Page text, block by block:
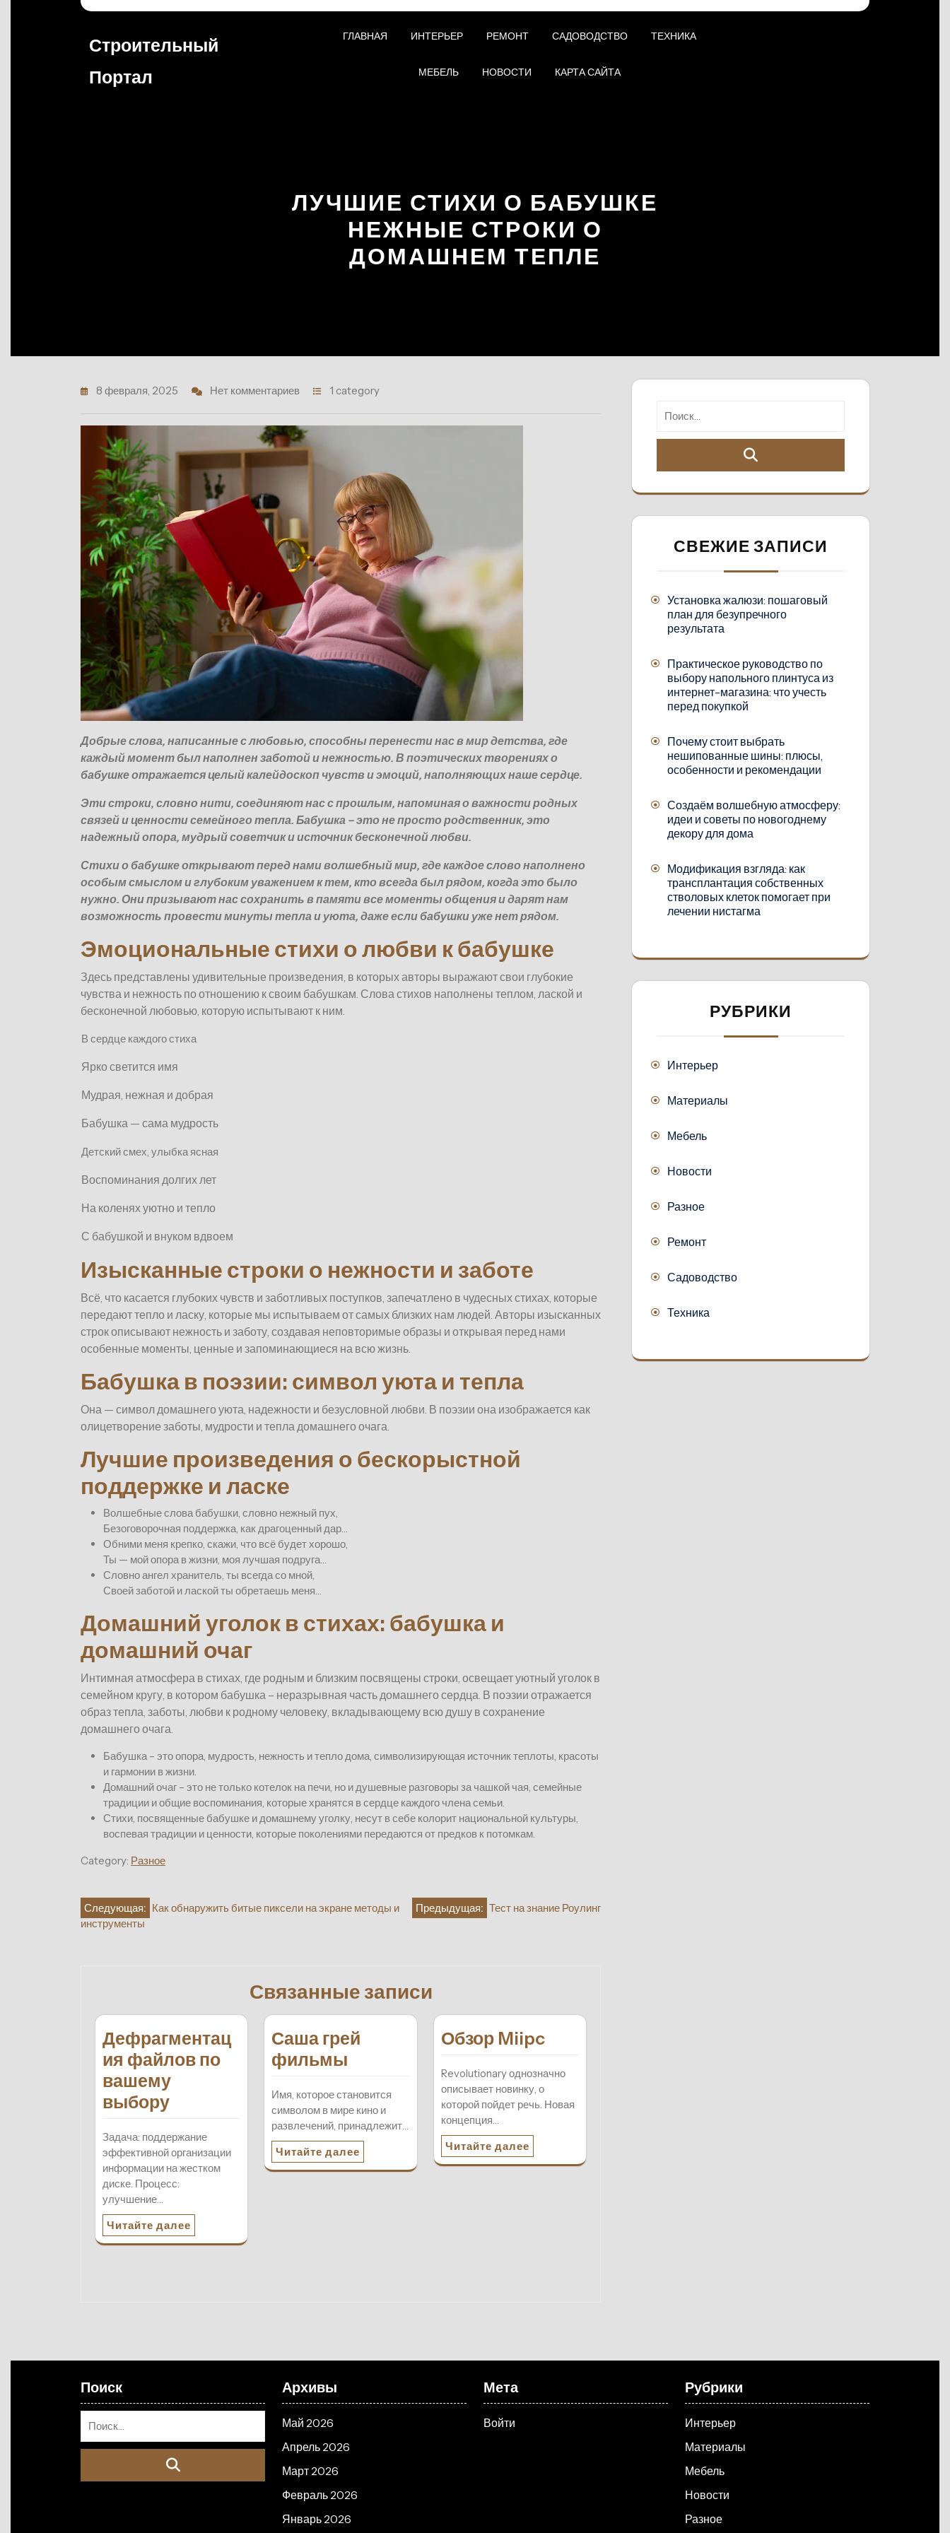
Строительный
Портал
ГЛАВНАЯ ИНТЕРЬЕР РЕМОНТ САДОВОДСТВО ТЕХНИКА
МЕБЕЛЬ НОВОСТИ КАРТА САЙТА
ЛУЧШИЕ СТИХИ О БАБУШКЕ
НЕЖНЫЕ СТРОКИ О
ДОМАШНЕМ ТЕПЛЕ
8 февраля, 2025 Нет комментариев 1 category
Добрые слова, написанные с любовью, способны перенести нас в мир детства, где
каждый момент был наполнен заботой и нежностью. В поэтических творениях о
бабушке отражается целый калейдоскоп чувств и эмоций, наполняющих наше сердце.
Эти строки, словно нити, соединяют нас с прошлым, напоминая о важности родных
связей и ценности семейного тепла. Бабушка – это не просто родственник, это
надежный опора, мудрый советчик и источник бесконечной любви.
Стихи о бабушке открывают перед нами волшебный мир, где каждое слово наполнено
особым смыслом и глубоким уважением к тем, кто всегда был рядом, когда это было
нужно. Они призывают нас сохранить в памяти все моменты общения и дарят нам
возможность провести минуты тепла и уюта, даже если бабушки уже нет рядом.
Эмоциональные стихи о любви к бабушке
Здесь представлены удивительные произведения, в которых авторы выражают свои глубокие
чувства и нежность по отношению к своим бабушкам. Слова стихов наполнены теплом, лаской и
бесконечной любовью, которую испытывают к ним.
В сердце каждого стиха
Ярко светится имя
Мудрая, нежная и добрая
Бабушка — сама мудрость
Детский смех, улыбка ясная
Воспоминания долгих лет
На коленях уютно и тепло
С бабушкой и внуком вдвоем
Изысканные строки о нежности и заботе
Всё, что касается глубоких чувств и заботливых поступков, запечатлено в чудесных стихах, которые
передают тепло и ласку, которые мы испытываем от самых близких нам людей. Авторы изысканных
строк описывают нежность и заботу, создавая неповторимые образы и открывая перед нами
особенные моменты, ценные и запоминающиеся на всю жизнь.
Бабушка в поэзии: символ уюта и тепла
Она — символ домашнего уюта, надежности и безусловной любви. В поэзии она изображается как
олицетворение заботы, мудрости и тепла домашнего очага.
Лучшие произведения о бескорыстной
поддержке и ласке
Волшебные слова бабушки, словно нежный пух,
Безоговорочная поддержка, как драгоценный дар…
Обними меня крепко, скажи, что всё будет хорошо,
Ты — мой опора в жизни, моя лучшая подруга…
Словно ангел хранитель, ты всегда со мной,
Своей заботой и лаской ты обретаешь меня…
Домашний уголок в стихах: бабушка и
домашний очаг
Интимная атмосфера в стихах, где родным и близким посвящены строки, освещает уютный уголок в
семейном кругу, в котором бабушка – неразрывная часть домашнего сердца. В поэзии отражается
образ тепла, заботы, любви к родному человеку, вкладывающему всю душу в сохранение
домашнего очага.
Бабушка – это опора, мудрость, нежность и тепло дома, символизирующая источник теплоты, красоты
и гармонии в жизни.
Домашний очаг – это не только котелок на печи, но и душевные разговоры за чашкой чая, семейные
традиции и общие воспоминания, которые хранятся в сердце каждого члена семьи.
Стихи, посвященные бабушке и домашнему уголку, несут в себе колорит национальной культуры,
воспевая традиции и ценности, которые поколениями передаются от предков к потомкам.
Category: Разное
Навигация
Предыдущая: Тест на знание Роулинг
Следующая: Как обнаружить битые пиксели на экране методы и
инструменты
Связанные записи
Дефрагментац
ия файлов по
вашему
выбору
Задача: поддержание
эффективной организации
информации на жестком
диске. Процесс:
улучшение…
Читайте далее
Саша грей
фильмы
Имя, которое становится
символом в мире кино и
развлечений, принадлежит…
Читайте далее
Обзор Miipc
Revolutionary однозначно
описывает новинку, о
которой пойдет речь. Новая
концепция…
Читайте далее
СВЕЖИЕ ЗАПИСИ
Установка жалюзи: пошаговый
план для безупречного
результата
Практическое руководство по
выбору напольного плинтуса из
интернет-магазина: что учесть
перед покупкой
Почему стоит выбрать
нешипованные шины: плюсы,
особенности и рекомендации
Создаём волшебную атмосферу:
идеи и советы по новогоднему
декору для дома
Модификация взгляда: как
трансплантация собственных
стволовых клеток помогает при
лечении нистагма
РУБРИКИ
Интерьер
Материалы
Мебель
Новости
Разное
Ремонт
Садоводство
Техника
Поиск Архивы
Май 2026
Апрель 2026
Март 2026
Февраль 2026
Январь 2026
Мета
Войти
Рубрики
Интерьер
Материалы
Мебель
Новости
Разное